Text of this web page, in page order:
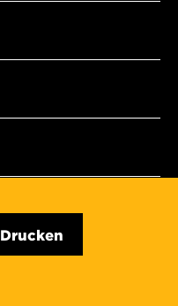
Drucken